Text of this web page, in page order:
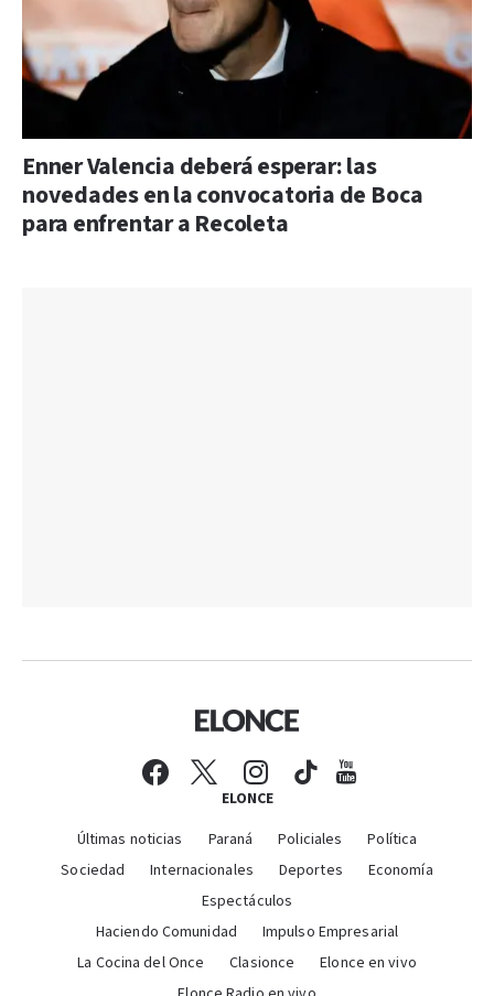
Enner Valencia deberá esperar: las
novedades en la convocatoria de Boca
para enfrentar a Recoleta
ELONCE
Últimas noticias Paraná Policiales
Política
Sociedad
Internacionales Deportes
Economía
Espectáculos
Haciendo Comunidad
Impulso Empresarial
La Cocina del Once
Clasionce
Elonce en vivo